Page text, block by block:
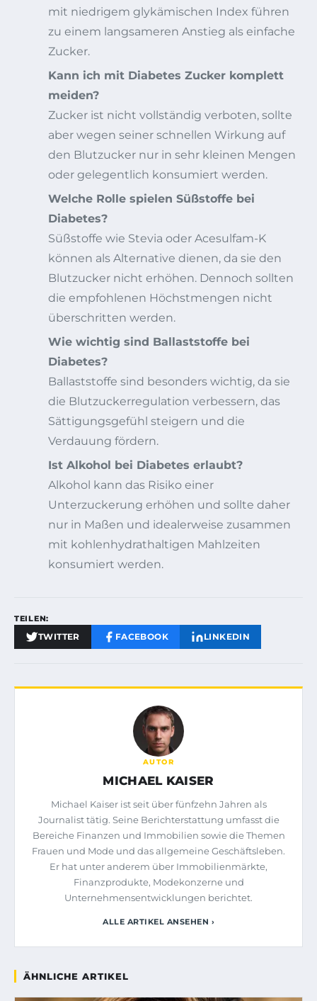
mit niedrigem glykämischen Index führen
zu einem langsameren Anstieg als einfache
Zucker.
Kann ich mit Diabetes Zucker komplett
meiden?
Zucker ist nicht vollständig verboten, sollte
aber wegen seiner schnellen Wirkung auf
den Blutzucker nur in sehr kleinen Mengen
oder gelegentlich konsumiert werden.
Welche Rolle spielen Süßstoffe bei
Diabetes?
Süßstoffe wie Stevia oder Acesulfam-K
können als Alternative dienen, da sie den
Blutzucker nicht erhöhen. Dennoch sollten
die empfohlenen Höchstmengen nicht
überschritten werden.
Wie wichtig sind Ballaststoffe bei
Diabetes?
Ballaststoffe sind besonders wichtig, da sie
die Blutzuckerregulation verbessern, das
Sättigungsgefühl steigern und die
Verdauung fördern.
Ist Alkohol bei Diabetes erlaubt?
Alkohol kann das Risiko einer
Unterzuckerung erhöhen und sollte daher
nur in Maßen und idealerweise zusammen
mit kohlenhydrathaltigen Mahlzeiten
konsumiert werden.
TEILEN:
TWITTER FACEBOOK LINKEDIN
AUTOR
MICHAEL KAISER
Michael Kaiser ist seit über fünfzehn Jahren als
Journalist tätig. Seine Berichterstattung umfasst die
Bereiche Finanzen und Immobilien sowie die Themen
Frauen und Mode und das allgemeine Geschäftsleben.
Er hat unter anderem über Immobilienmärkte,
Finanzprodukte, Modekonzerne und
Unternehmensentwicklungen berichtet.
ALLE ARTIKEL ANSEHEN ›
ÄHNLICHE ARTIKEL